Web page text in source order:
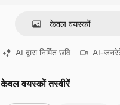
AI द्वारा निर्मित छवि AI-
केवल वयस्कों तस्वीरें